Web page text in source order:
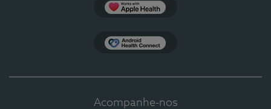
Acompanhe-nos